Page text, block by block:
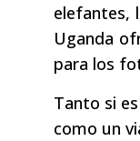
elefantes,
Uganda
para los
Tanto si
como un